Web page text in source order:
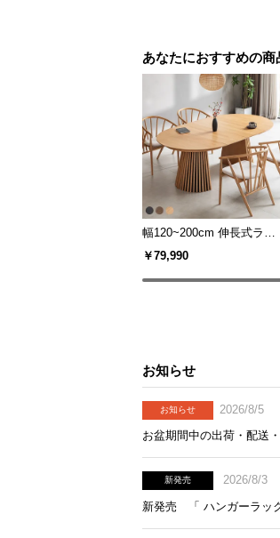
あなたにおすすめの商
幅120~200cm 伸長式ラウ
ンドダイニングテーブル 6
格子デザイン
￥79,990
お知らせ
お知らせ
2026/8/5
お盆期間中の出荷・配送
新発売
2026/8/3
新発売 「 ハンガーラッ